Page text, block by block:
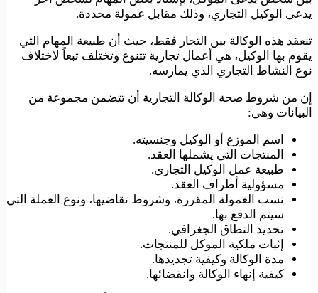
يدعى الوكيل التجاري، وذلك مقابل عمولة محددة.
تنعقد هذه الوكالة بين التجار فقط، حيث أن طبيعة المهام التي
يقوم بها الوكيل، هي أعمال تجارية تتنوع وتختلف تبعاً لاختلاف
نوع النشاط التجاري الذي يمارسه.
إن من شروط صحة الوكالة التجارية أن تتضمن مجموعة من
البيانات وهي:
اسم الموزع أو الوكيل وجنسيته.
المنتجات التي يشملها العقد.
طبيعة عمل الوكيل التجاري.
مسؤولية أطراف العقد.
نسب العمولة المقررة، وشروط تقاضيها، ونوع العملة التي
سيتم الدفع بها.
تحديد النطاق الجغرافي.
إثبات ملكية الموكل للمنتجات.
مدة الوكالة وكيفية تجديدها.
كيفية إنهاء الوكالة وانقضائها.